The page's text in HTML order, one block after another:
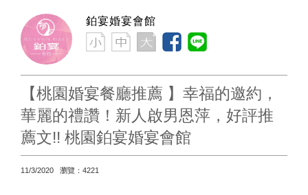
鉑宴婚宴會館
【桃園婚宴餐廳推薦 】幸福的邀約，
華麗的禮讚！新人啟男恩萍，好評推
薦文!! 桃園鉑宴婚宴會館
11/3/2020 瀏覽：4221